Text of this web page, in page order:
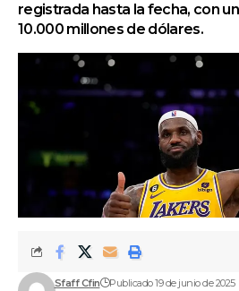
registrada hasta la fecha, con
10.000 millones de dólares.
Sfaff Cfin Publicado 19 de junio de 2025